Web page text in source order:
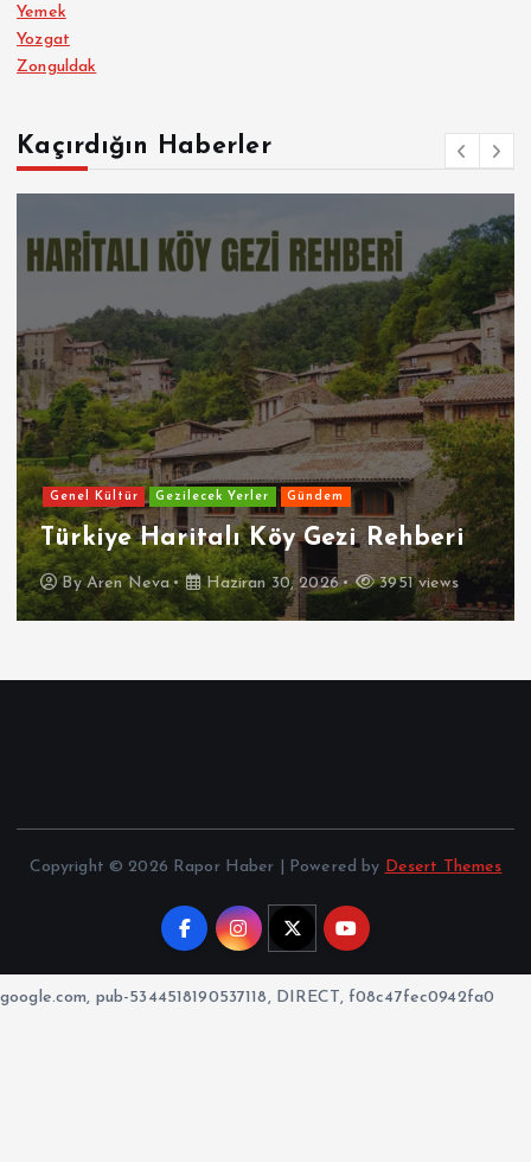
Yemek
Yozgat
Zonguldak
Kaçırdığın Haberler
Genel Kültür Gezilecek Yerler Gündem
Türkiye Haritalı Köy Gezi Rehberi
ByAren Neva Haziran 30, 2026 3951 views
Copyright © 2026 Rapor Haber | Powered by Desert Themes
google.com, pub-5344518190537118, DIRECT, f08c47fec0942fa0